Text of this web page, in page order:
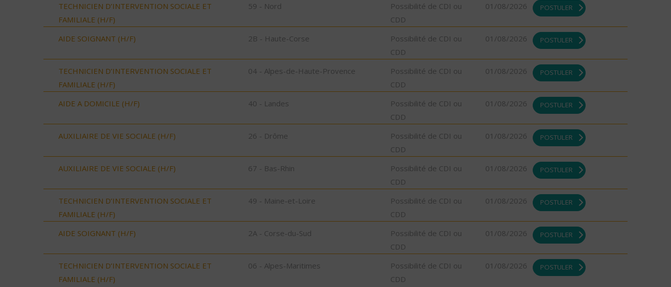
TECHNICIEN D’INTERVENTION SOCIALE ET
FAMILIALE (H/F)
59 - Nord
Possibilité de CDI ou
CDD
01/08/2026 POSTULER
AIDE SOIGNANT (H/F) 2B - Haute-Corse
Possibilité de CDI ou
CDD
01/08/2026 POSTULER
TECHNICIEN D’INTERVENTION SOCIALE ET
FAMILIALE (H/F)
04 - Alpes-de-Haute-Provence
Possibilité de CDI ou
CDD
01/08/2026 POSTULER
AIDE A DOMICILE (H/F) 40 - Landes
Possibilité de CDI ou
CDD
01/08/2026 POSTULER
AUXILIAIRE DE VIE SOCIALE (H/F) 26 - Drôme
Possibilité de CDI ou
CDD
01/08/2026 POSTULER
AUXILIAIRE DE VIE SOCIALE (H/F) 67 - Bas-Rhin
Possibilité de CDI ou
CDD
01/08/2026 POSTULER
TECHNICIEN D’INTERVENTION SOCIALE ET
FAMILIALE (H/F)
49 - Maine-et-Loire
Possibilité de CDI ou
CDD
01/08/2026 POSTULER
AIDE SOIGNANT (H/F) 2A - Corse-du-Sud
Possibilité de CDI ou
CDD
01/08/2026 POSTULER
TECHNICIEN D’INTERVENTION SOCIALE ET
FAMILIALE (H/F)
06 - Alpes-Maritimes
Possibilité de CDI ou
CDD
01/08/2026 POSTULER